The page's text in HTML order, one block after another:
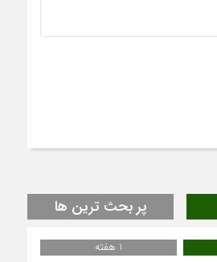
پر بحث ترین ها
1 هفته